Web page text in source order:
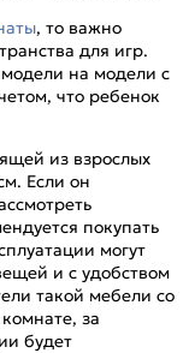
, то важно
для игр.
на модели с
что ребенок
из взрослых
Если он
покупать
могут
и с удобством
такой мебели со
за
будет